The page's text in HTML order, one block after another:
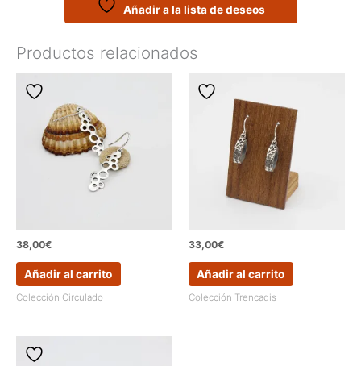
Añadir a la lista de deseos
Productos relacionados
38,00€
Añadir al carrito
Colección Circulado
33,00€
Añadir al carrito
Colección Trencadis